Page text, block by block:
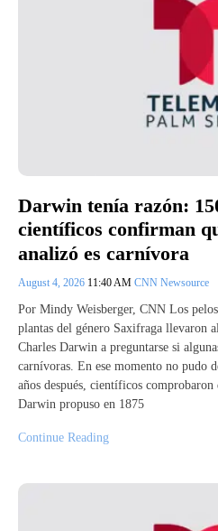
Darwin tenía razón:
científicos confirman
analizó es carnívora
August 4, 2026 11:40 AM CNN Newsource
Por Mindy Weisberger, CNN Los pelos
plantas del género Saxifraga llevaron
Charles Darwin a preguntarse si
carnívoras. En ese momento no pudo
años después, científicos comprobaron
Darwin propuso en 1875
Continue Reading